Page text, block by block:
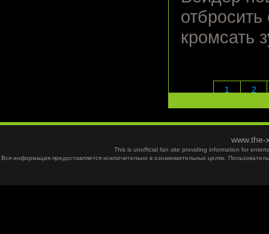
кромсать
1 2
This is unofficial fan site providing information for
Вся информация предоставляется исключительно в ознакомительных целях.